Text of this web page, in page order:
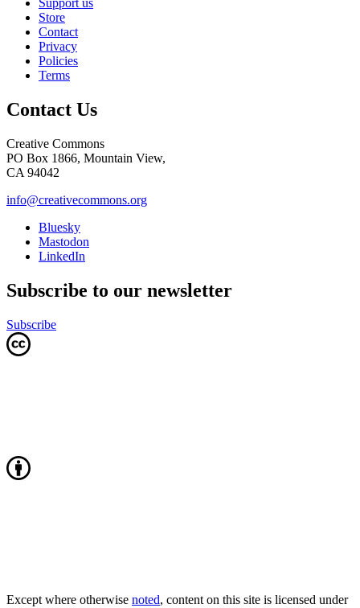
Support us
Store
Contact
Privacy
Policies
Terms
Contact Us
Creative Commons
PO Box 1866, Mountain View,
CA 94042
info@creativecommons.org
Bluesky
Mastodon
LinkedIn
Subscribe to our newsletter
Subscribe
Except where otherwise noted, content on this site is licensed under